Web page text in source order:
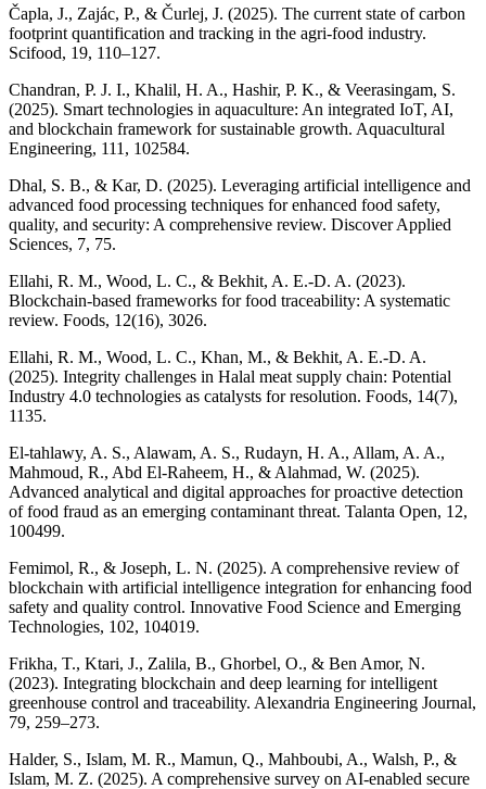
Čapla, J., Zajác, P., & Čurlej, J. (2025). The current state of carbon
footprint quantification and tracking in the agri-food industry.
Scifood, 19, 110–127.
Chandran, P. J. I., Khalil, H. A., Hashir, P. K., & Veerasingam, S.
(2025). Smart technologies in aquaculture: An integrated IoT, AI,
and blockchain framework for sustainable growth. Aquacultural
Engineering, 111, 102584.
Dhal, S. B., & Kar, D. (2025). Leveraging artificial intelligence and
advanced food processing techniques for enhanced food safety,
quality, and security: A comprehensive review. Discover Applied
Sciences, 7, 75.
Ellahi, R. M., Wood, L. C., & Bekhit, A. E.-D. A. (2023).
Blockchain-based frameworks for food traceability: A systematic
review. Foods, 12(16), 3026.
Ellahi, R. M., Wood, L. C., Khan, M., & Bekhit, A. E.-D. A.
(2025). Integrity challenges in Halal meat supply chain: Potential
Industry 4.0 technologies as catalysts for resolution. Foods, 14(7),
1135.
El-tahlawy, A. S., Alawam, A. S., Rudayn, H. A., Allam, A. A.,
Mahmoud, R., Abd El-Raheem, H., & Alahmad, W. (2025).
Advanced analytical and digital approaches for proactive detection
of food fraud as an emerging contaminant threat. Talanta Open, 12,
100499.
Femimol, R., & Joseph, L. N. (2025). A comprehensive review of
blockchain with artificial intelligence integration for enhancing food
safety and quality control. Innovative Food Science and Emerging
Technologies, 102, 104019.
Frikha, T., Ktari, J., Zalila, B., Ghorbel, O., & Ben Amor, N.
(2023). Integrating blockchain and deep learning for intelligent
greenhouse control and traceability. Alexandria Engineering Journal,
79, 259–273.
Halder, S., Islam, M. R., Mamun, Q., Mahboubi, A., Walsh, P., &
Islam, M. Z. (2025). A comprehensive survey on AI-enabled secure